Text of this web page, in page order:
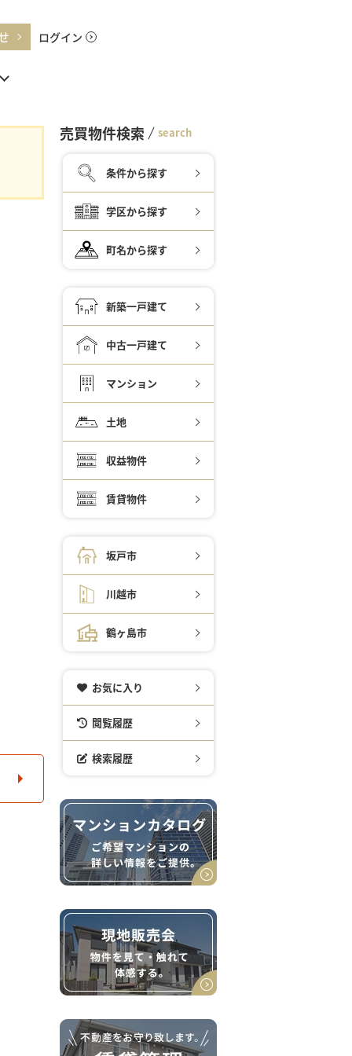
ログイン
売買物件検索 search
条件から探す
学区から探す
町名から探す
新築一戸建て
中古一戸建て
マンション
土地
収益物件
賃貸物件
坂戸市
川越市
鶴ヶ島市
お気に入り
閲覧履歴
検索履歴